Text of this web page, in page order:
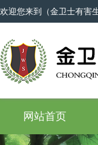
欢迎您来到（金卫士有害
网站首页